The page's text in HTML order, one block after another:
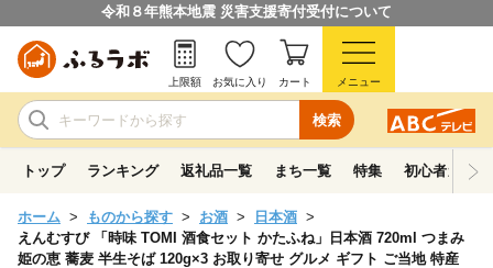
令和８年熊本地震 災害支援寄付受付について
検索
上限額 お気に入り カート メニュー
トップ ランキング 返礼品一覧 まち一覧 特集 初心者ガイド
ホーム ものから探す お酒
日本酒
えんむすび 「時味 TOMI 酒食セット かたふね」日本酒 720ml つまみ
姫の恵 蕎麦 半生そば 120g×3 お取り寄せ グルメ ギフト ご当地 特産